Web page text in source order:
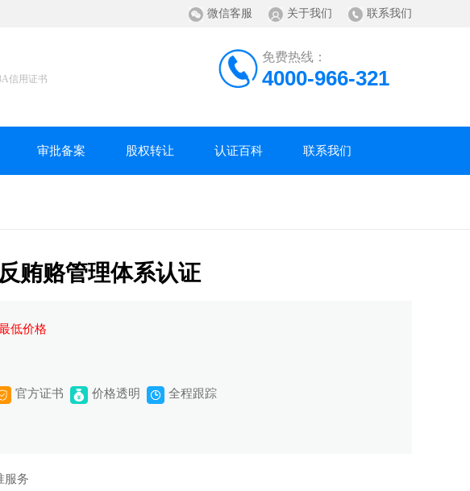
微信客服 关于我们 联系我们
信用证书
免费热线：
4000-966-321
审批备案 股权转让 认证百科 联系我们
贿赂管理体系认证
低价格
官方证书 价格透明 全程跟踪
服务